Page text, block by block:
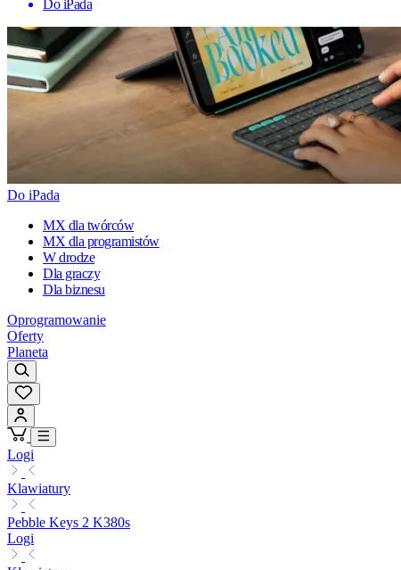
Do iPada
Do iPada
MX dla twórców
MX dla programistów
W drodze
Dla graczy
Dla biznesu
Oprogramowanie
Oferty
Planeta
Logi
Klawiatury
Pebble Keys 2 K380s
Logi